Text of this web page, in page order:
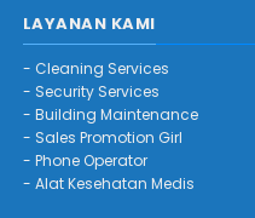
LAYANAN KAMI
- Cleaning Services
- Security Services
- Building Maintenance
- Sales Promotion Girl
- Phone Operator
- Alat Kesehatan Medis